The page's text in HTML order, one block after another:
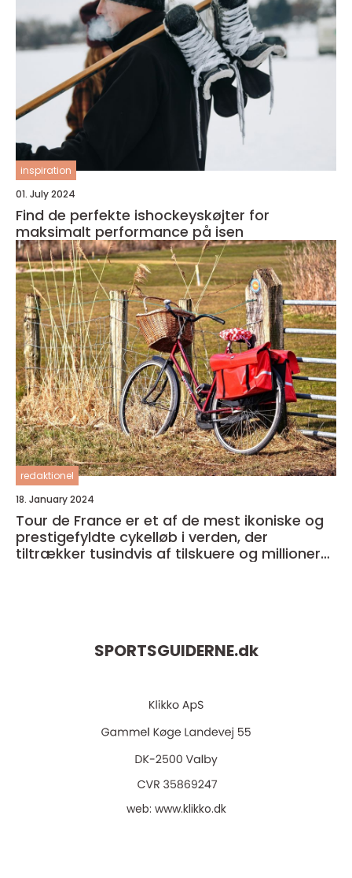
inspiration
01. July 2024
Find de perfekte ishockeyskøjter for
maksimalt performance på isen
redaktionel
18. January 2024
Tour de France er et af de mest ikoniske og
prestigefyldte cykelløb i verden, der
tiltrækker tusindvis af tilskuere og millioner
SPORTSGUIDERNE.dk
web: www.klikko.dk